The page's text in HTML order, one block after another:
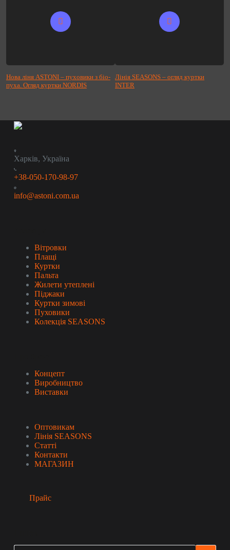
Нова ліня ASTONI – пуховики з біо-
пуха. Огляд куртки NORDIS
Лінія SEASONS – огляд куртки
INTER
Харків, Україна
+38-050-170-98-97
info@astoni.com.ua
Вітровки
Плащі
Куртки
Пальта
Жилети утеплені
Піджаки
Куртки зимові
Пуховики
Колекція SEASONS
Концепт
Виробництво
Виставки
Оптовикам
Лінія SEASONS
Статті
Контакти
МАГАЗИН
Прайс